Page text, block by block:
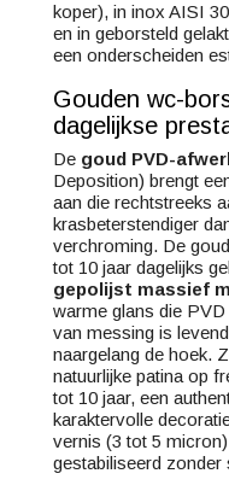
koper), in inox AISI
en in geborsteld
een onderscheiden
Gouden wc-
dagelijkse
De goud PVD-
Deposition) brengt
aan die rechtstreeks
krasbeter­stendiger
verchroming. De
tot 10 jaar dagelijks
gepolijst massief
warme glans die
van messing is
naargelang de hoek.
natuurlijke patina op
tot 10 jaar, een
karaktervolle
vernis (3 tot 5
gestabiliseerd